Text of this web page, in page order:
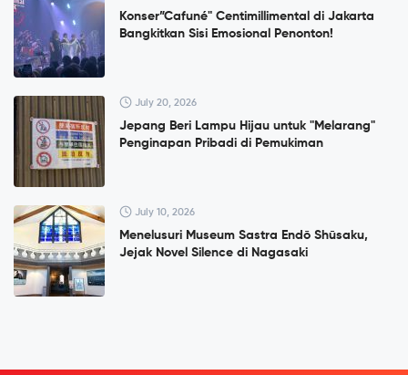
Konser”Cafuné" Centimillimental di Jakarta
Bangkitkan Sisi Emosional Penonton!
July 20, 2026
Jepang Beri Lampu Hijau untuk "Melarang"
Penginapan Pribadi di Pemukiman
July 10, 2026
Menelusuri Museum Sastra Endō Shūsaku,
Jejak Novel Silence di Nagasaki